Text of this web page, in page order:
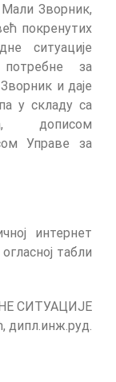
Зворник,
покренутих
ситуације
за
и даје
у складу са
дописом
Управе за
интернет
табли
СИТУАЦИЈЕ
дипл.инж.руд.